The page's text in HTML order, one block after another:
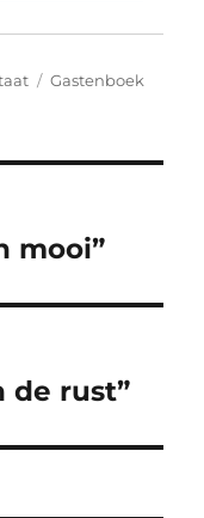
Categorieën
Gastenboek
mooi”
de rust”